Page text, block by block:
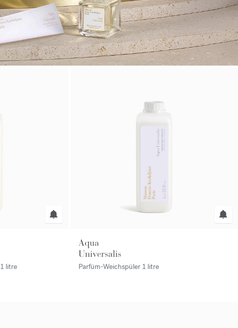
1 litre
Aqua
Universalis
Parfüm-Weichspüler 1 litre